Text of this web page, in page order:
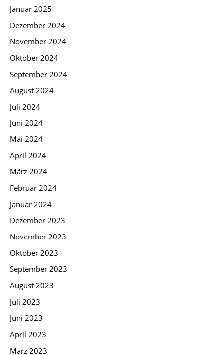
Januar 2025
Dezember 2024
November 2024
Oktober 2024
September 2024
August 2024
Juli 2024
Juni 2024
Mai 2024
April 2024
März 2024
Februar 2024
Januar 2024
Dezember 2023
November 2023
Oktober 2023
September 2023
August 2023
Juli 2023
Juni 2023
April 2023
März 2023